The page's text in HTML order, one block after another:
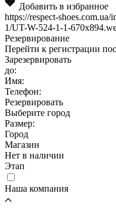
Добавить в избранное
https://respect-
1/UT-W-524-1-1-
Резервирование
Перейти к регистрации
Зарезервировать
до:
Имя:
Телефон:
Резервировать
Выберите город
Размер:
Город
Магазин
Нет в наличии
Этап
Наша компания